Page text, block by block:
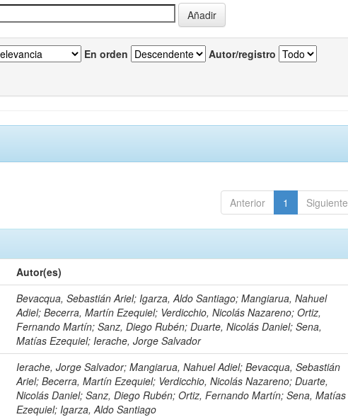
En orden Autor/registro
Anterior 1 Siguiente
Autor(es)
Bevacqua, Sebastián Ariel; Igarza, Aldo Santiago; Mangiarua, Nahuel
Adiel; Becerra, Martín Ezequiel; Verdicchio, Nicolás Nazareno; Ortiz,
Fernando Martín; Sanz, Diego Rubén; Duarte, Nicolás Daniel; Sena,
Matías Ezequiel; Ierache, Jorge Salvador
Ierache, Jorge Salvador; Mangiarua, Nahuel Adiel; Bevacqua, Sebastián
Ariel; Becerra, Martín Ezequiel; Verdicchio, Nicolás Nazareno; Duarte,
Nicolás Daniel; Sanz, Diego Rubén; Ortiz, Fernando Martín; Sena, Matías
Ezequiel; Igarza, Aldo Santiago